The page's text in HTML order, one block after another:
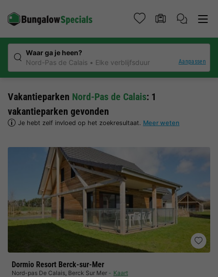
Waar ga je heen?
Nord-Pas de Calais
Elke verblijfsduur Aanpassen
Vakantieparken Nord-Pas de Calais: 1
vakantieparken gevonden
Je hebt zelf invloed op het zoekresultaat. Meer weten
Dormio Resort Berck-sur-Mer
Nord-pas De Calais, Berck Sur Mer Kaart